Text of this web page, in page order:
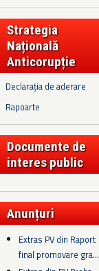
Strategia
Națională
Anticorupție
Declarația de aderare
Rapoarte
Documente de
interes public
Anunțuri
Extras PV din Raport
final promovare gra...